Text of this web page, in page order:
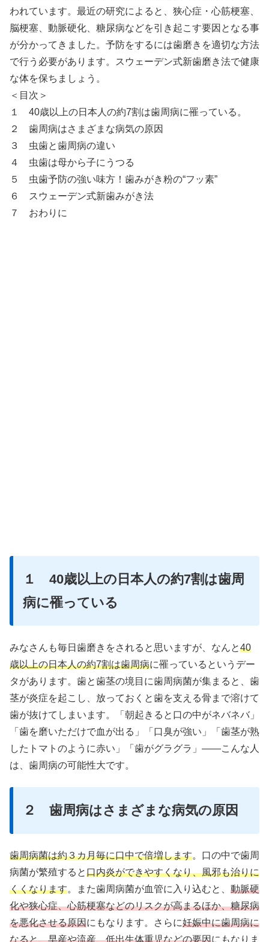
われています。最近の研究によると、狭心症・心筋梗塞、
脳梗塞、動脈硬化、糖尿病などを引き起こす要因となる事
が分かってきました。予防をするには歯磨きを適切な方法
で行う必要があります。スウェーデン式新歯磨き法で健康
な体を保ちましょう。
＜目次＞
１ 40歳以上の日本人の約7割は歯周病に罹っている。
２ 歯周病はさまざまな病気の原因
３ 虫歯と歯周病の違い
４ 虫歯は母から子にうつる
５ 虫歯予防の強い味方！歯みがき粉の“フッ素”
６ スウェーデン式新歯みがき法
７ おわりに
１ 40歳以上の日本人の約7割は歯周
病に罹っている
みなさんも毎日歯磨きをされると思いますが、なんと40
歳以上の日本人の約7割は歯周病に罹っているというデー
タがあります。歯と歯茎の境目に歯周病菌が集まると、歯
茎が炎症を起こし、放っておくと歯を支える骨まで溶けて
歯が抜けてしまいます。「朝起きると口の中がネバネバ」
「歯を磨いただけで血が出る」「口臭が強い」「歯茎が熟
したトマトのように赤い」「歯がグラグラ」——こんな人
は、歯周病の可能性大です。
２ 歯周病はさまざまな病気の原因
歯周病菌は約３カ月毎に口中で倍増します。口の中で歯周
病菌が繁殖すると口内炎ができやすくなり、風邪も治りに
くくなります。また歯周病菌が血管に入り込むと、 動脈硬
化や狭心症、心筋梗塞などのリスクが高まるほか、糖尿病
を悪化させる原因にもなります。さらに妊娠中に歯周病に
なると、早産や流産、低出生体重児などの要因にもなりま